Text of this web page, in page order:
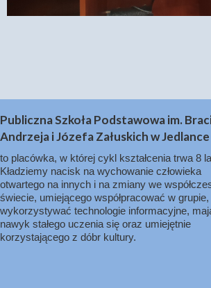
to placówka, w której cykl kształcenia trwa 8
Kładziemy nacisk na wychowanie człowieka
otwartego na innych i na zmiany we
świecie, umiejącego współpracować w grupie,
wykorzystywać technologie informacyjne,
nawyk stałego uczenia się oraz umiejętnie
korzystającego z dóbr kultury.
Publiczna Szkoła Podstawowa im.
Andrzeja i Józefa Załuskich w Jedlance